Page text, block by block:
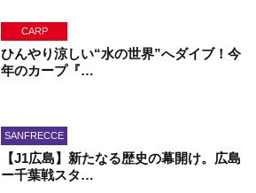
CARP
ひんやり涼しい“水の世界”へダイブ！今
年のカープ『…
SANFRECCE
【J1広島】新たなる歴史の幕開け。広島
ー千葉戦スタ…